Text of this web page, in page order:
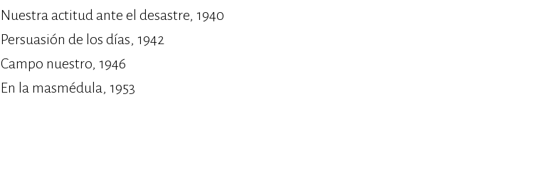
Nuestra actitud ante el desastre, 1940
Persuasión de los días, 1942
Campo nuestro, 1946
En la masmédula, 1953